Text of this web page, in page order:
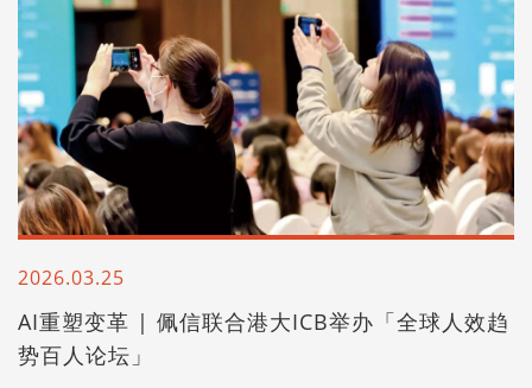
2026.03.25
AI重塑变革 | 佩信联合港大ICB举办「全球人效趋
势百人论坛」